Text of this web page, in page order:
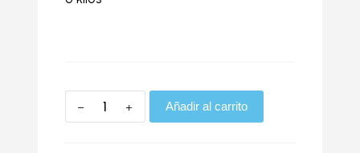
Añadir al carrito